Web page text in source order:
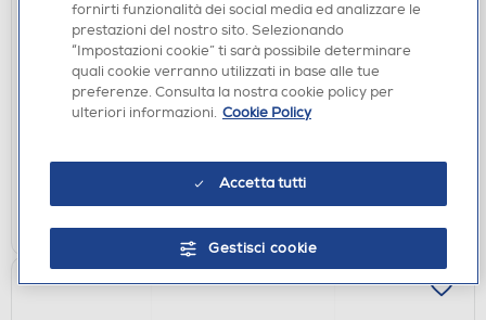
SOUNDBAR E HOME THEATRE
JBL - Soundbar 270-nero
€ 229,00
€ 229,99consigliato
Ritiro in negozio in 30' gratuito:verifica
AGGIUNGI
fornirti funzionalità dei social media ed analizzare le
prestazioni del nostro sito. Selezionando
“Impostazioni cookie” ti sarà possibile determinare
quali cookie verranno utilizzati in base alle tue
preferenze. Consulta la nostra cookie policy per
ulteriori informazioni. Cookie Policy
Accetta tutti
Gestisci cookie